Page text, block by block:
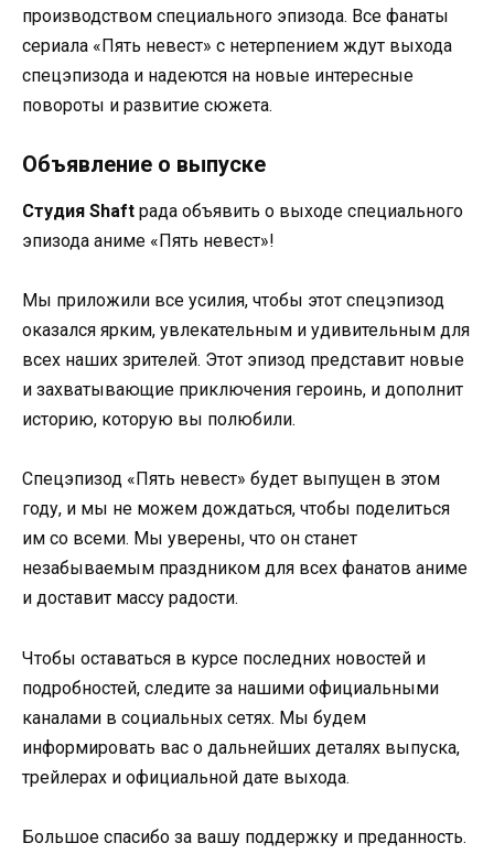
производством специального эпизода. Все фанаты
сериала «Пять невест» с нетерпением ждут выхода
спецэпизода и надеются на новые интересные
повороты и развитие сюжета.
Объявление о выпуске
Студия Shaft рада объявить о выходе специального
эпизода аниме «Пять невест»!
Мы приложили все усилия, чтобы этот спецэпизод
оказался ярким, увлекательным и удивительным для
всех наших зрителей. Этот эпизод представит новые
и захватывающие приключения героинь, и дополнит
историю, которую вы полюбили.
Спецэпизод «Пять невест» будет выпущен в этом
году, и мы не можем дождаться, чтобы поделиться
им со всеми. Мы уверены, что он станет
незабываемым праздником для всех фанатов аниме
и доставит массу радости.
Чтобы оставаться в курсе последних новостей и
подробностей, следите за нашими официальными
каналами в социальных сетях. Мы будем
информировать вас о дальнейших деталях выпуска,
трейлерах и официальной дате выхода.
Большое спасибо за вашу поддержку и преданность.